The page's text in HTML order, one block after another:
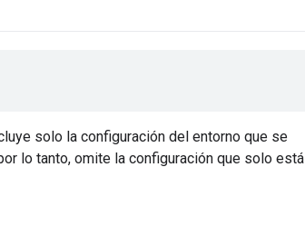
solo la configuración del entorno que se
lo tanto, omite la configuración que solo está